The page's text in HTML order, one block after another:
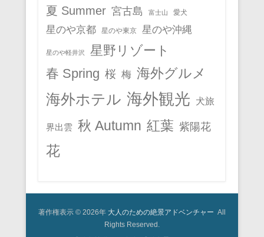
夏 Summer 宮古島 富士山 愛犬
星のや京都 星のや東京 星のや沖縄
星のや軽井沢
星野リゾート
春 Spring 桜 梅 海外グルメ
海外ホテル 海外観光 犬旅
界出雲 秋 Autumn 紅葉 紫陽花
花
著作権表示 © 2026年 大人のための絶景アドベンチャー All
Rights Reserved.